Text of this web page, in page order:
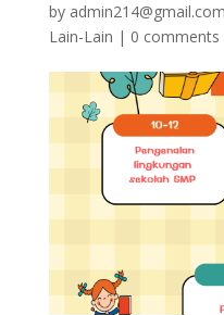
by admin214@gmail.com
Lain-Lain | 0 comments